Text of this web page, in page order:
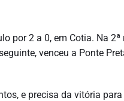
por 2 a 0, em Cotia. Na
venceu a Ponte
e precisa da vitória